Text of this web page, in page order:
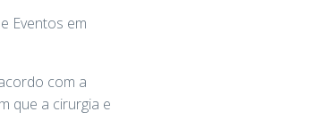
Eventos em
com a
que a cirurgia e